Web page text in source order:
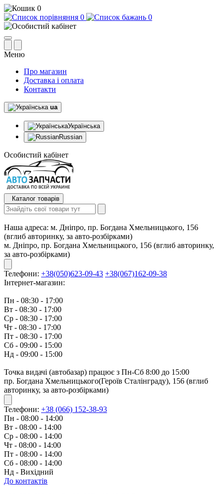
0
0
0
Меню
Про магазин
Доставка і оплата
Контакти
ua
Українська
Russian
Особистий кабінет
Каталог товарів
Наша адреса: м. Дніпро, пр. Богдана Хмельницького, 156
(вглиб авторинку, за авто-розбірками)
м. Дніпро, пр. Богдана Хмельницького, 156 (вглиб авторинку,
за авто-розбірками)
Телефони: +38(050)623-09-43 +38(067)162-09-38
Інтернет-магазин:
Пн - 08:30 - 17:00
Вт - 08:30 - 17:00
Ср - 08:30 - 17:00
Чт - 08:30 - 17:00
Пт - 08:30 - 17:00
Сб - 09:00 - 15:00
Нд - 09:00 - 15:00
Точка видачі (автобазар) працює з Пн-Сб 8:00 до 15:00
пр. Богдана Хмельницького(Героїв Сталінграду), 156 (вглиб
авторинку, за авто-розбірками)
Телефони: +38 (066) 152-38-93
Пн - 08:00 - 14:00
Вт - 08:00 - 14:00
Ср - 08:00 - 14:00
Чт - 08:00 - 14:00
Пт - 08:00 - 14:00
Сб - 08:00 - 14:00
Нд - Вихідний
До контактів